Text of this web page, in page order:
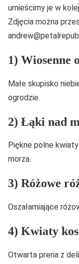
umieścimy je w
Zdjęcia można
1) Wiosenne
Małe skupisko
ogrodzie.
2) Łąki nad
Piękne polne
morza.
3) Różowe
Oszałamiające
4) Kwiaty
Otwarta preria z